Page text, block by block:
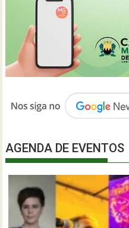
AGENDA DE EVENTOS